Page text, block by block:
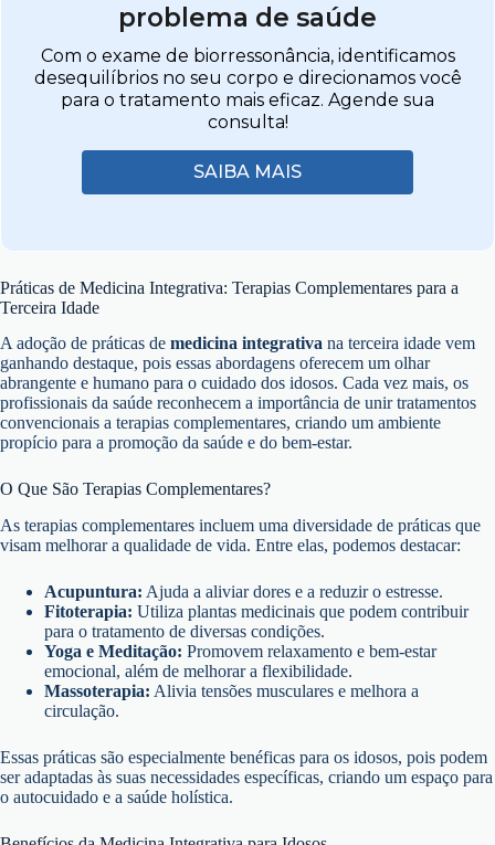
problema de saúde
Com o exame de biorressonância, identificamos
desequilíbrios no seu corpo e direcionamos você
para o tratamento mais eficaz. Agende sua
consulta!
SAIBA MAIS
Práticas de Medicina Integrativa: Terapias Complementares para a
Terceira Idade
A adoção de práticas de medicina integrativa na terceira idade vem
ganhando destaque, pois essas abordagens oferecem um olhar
abrangente e humano para o cuidado dos idosos. Cada vez mais, os
profissionais da saúde reconhecem a importância de unir tratamentos
convencionais a terapias complementares, criando um ambiente
propício para a promoção da saúde e do bem-estar.
O Que São Terapias Complementares?
As terapias complementares incluem uma diversidade de práticas que
visam melhorar a qualidade de vida. Entre elas, podemos destacar:
Acupuntura: Ajuda a aliviar dores e a reduzir o estresse.
Fitoterapia: Utiliza plantas medicinais que podem contribuir
para o tratamento de diversas condições.
Yoga e Meditação: Promovem relaxamento e bem-estar
emocional, além de melhorar a flexibilidade.
Massoterapia: Alivia tensões musculares e melhora a
circulação.
Essas práticas são especialmente benéficas para os idosos, pois podem
ser adaptadas às suas necessidades específicas, criando um espaço para
o autocuidado e a saúde holística.